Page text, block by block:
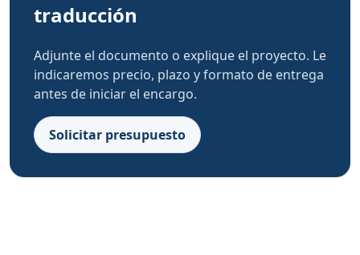
traducción
Adjunte el documento o explique el proyecto. Le
indicaremos precio, plazo y formato de entrega
antes de iniciar el encargo.
Solicitar presupuesto